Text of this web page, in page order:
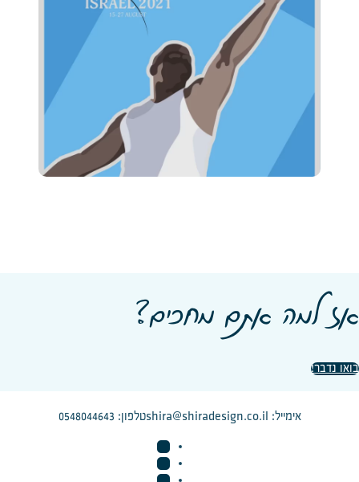
אז למה אתם מחכים?
בואו נדבר!
אימייל: shira@shiradesign.co.ilטלפון: 0548044643